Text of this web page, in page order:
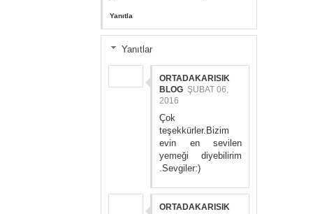
Yanıtla
Yanıtlar
ORTADAKARISIK
BLOG ŞUBAT 06,
2016
Çok
teşekkürler.Bizim
evin en sevilen
yemeği diyebilirim
.Sevgiler:)
ORTADAKARISIK